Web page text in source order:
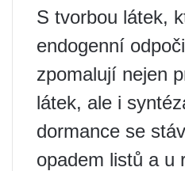
S tvorbou látek,
endogenní
zpomalují nejen
látek, ale i
dormance se
opadem listů a u